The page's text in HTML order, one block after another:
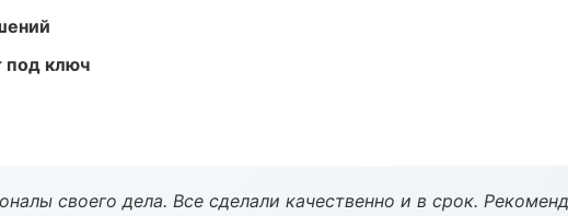
под ключ
своего дела. Все сделали качественно и в срок.